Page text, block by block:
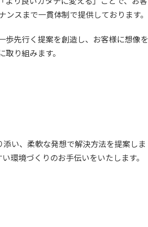
スまで一貫体制で提供しております。
歩先行く提案を創造し、お客様に想像を
り組みます。
い、柔軟な発想で解決方法を提案しま
環境づくりのお手伝いをいたします。